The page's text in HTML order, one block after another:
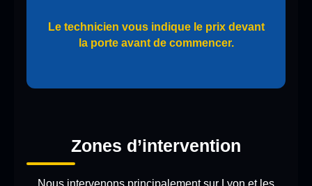
Le technicien vous indique le prix devant
la porte avant de commencer.
Zones d’intervention